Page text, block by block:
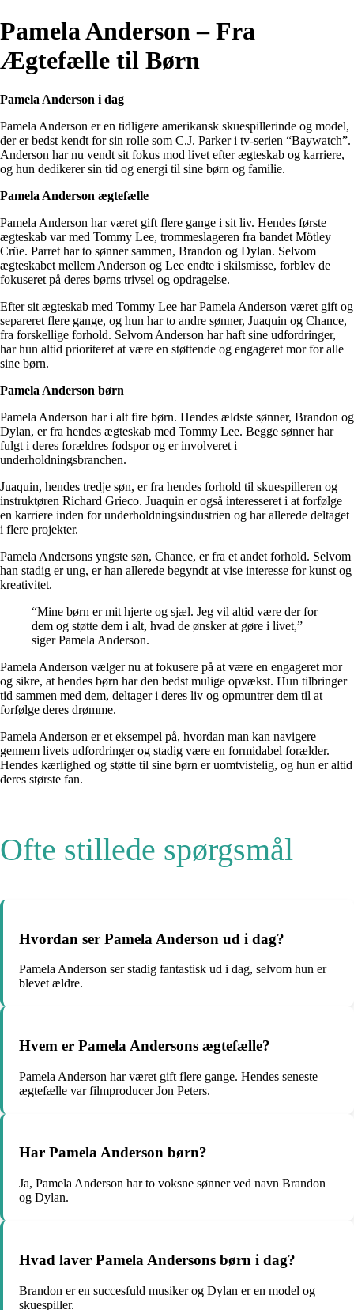
Pamela Anderson – Fra
Ægtefælle til Børn
Pamela Anderson i dag
Pamela Anderson er en tidligere amerikansk skuespillerinde og model,
der er bedst kendt for sin rolle som C.J. Parker i tv-serien “Baywatch”.
Anderson har nu vendt sit fokus mod livet efter ægteskab og karriere,
og hun dedikerer sin tid og energi til sine børn og familie.
Pamela Anderson ægtefælle
Pamela Anderson har været gift flere gange i sit liv. Hendes første
ægteskab var med Tommy Lee, trommeslageren fra bandet Mötley
Crüe. Parret har to sønner sammen, Brandon og Dylan. Selvom
ægteskabet mellem Anderson og Lee endte i skilsmisse, forblev de
fokuseret på deres børns trivsel og opdragelse.
Efter sit ægteskab med Tommy Lee har Pamela Anderson været gift og
separeret flere gange, og hun har to andre sønner, Juaquin og Chance,
fra forskellige forhold. Selvom Anderson har haft sine udfordringer,
har hun altid prioriteret at være en støttende og engageret mor for alle
sine børn.
Pamela Anderson børn
Pamela Anderson har i alt fire børn. Hendes ældste sønner, Brandon og
Dylan, er fra hendes ægteskab med Tommy Lee. Begge sønner har
fulgt i deres forældres fodspor og er involveret i
underholdningsbranchen.
Juaquin, hendes tredje søn, er fra hendes forhold til skuespilleren og
instruktøren Richard Grieco. Juaquin er også interesseret i at forfølge
en karriere inden for underholdningsindustrien og har allerede deltaget
i flere projekter.
Pamela Andersons yngste søn, Chance, er fra et andet forhold. Selvom
han stadig er ung, er han allerede begyndt at vise interesse for kunst og
kreativitet.
“Mine børn er mit hjerte og sjæl. Jeg vil altid være der for
dem og støtte dem i alt, hvad de ønsker at gøre i livet,”
siger Pamela Anderson.
Pamela Anderson vælger nu at fokusere på at være en engageret mor
og sikre, at hendes børn har den bedst mulige opvækst. Hun tilbringer
tid sammen med dem, deltager i deres liv og opmuntrer dem til at
forfølge deres drømme.
Pamela Anderson er et eksempel på, hvordan man kan navigere
gennem livets udfordringer og stadig være en formidabel forælder.
Hendes kærlighed og støtte til sine børn er uomtvistelig, og hun er altid
deres største fan.
Ofte stillede spørgsmål
Hvordan ser Pamela Anderson ud i dag?
Pamela Anderson ser stadig fantastisk ud i dag, selvom hun er
blevet ældre.
Hvem er Pamela Andersons ægtefælle?
Pamela Anderson har været gift flere gange. Hendes seneste
ægtefælle var filmproducer Jon Peters.
Har Pamela Anderson børn?
Ja, Pamela Anderson har to voksne sønner ved navn Brandon
og Dylan.
Hvad laver Pamela Andersons børn i dag?
Brandon er en succesfuld musiker og Dylan er en model og
skuespiller.